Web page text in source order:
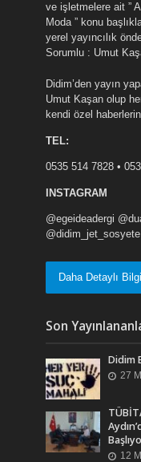
ve işletmelere ait ”
Moda ” konu
yerel yayıncılık
Sorumlu : Umut
Didim’den yayın
Umut Kaşan olup
kendi özel
TEL:
0535 514 7828 •
INSTAGRAM
@egeideadergi
@didim_jet_sosyete
Daha Detaylı
Son
Didim
27
12